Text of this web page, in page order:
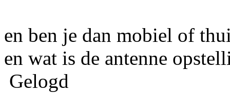
en ben je dan mobiel of
en wat is de antenne
Gelogd